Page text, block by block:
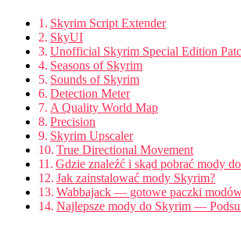
Skyrim Script Extender
SkyUI
Unofficial Skyrim Special Edition
Seasons of Skyrim
Sounds of Skyrim
Detection Meter
A Quality World Map
Precision
Skyrim Upscaler
True Directional Movement
Gdzie znaleźć i skąd pobrać mody
Jak zainstalować mody Skyrim?
Wabbajack — gotowe paczki
Najlepsze mody do Skyrim —